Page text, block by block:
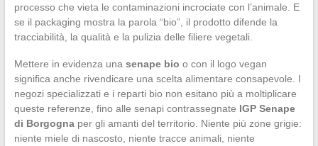
processo che vieta le contaminazioni incrociate con l’animale. E
se il packaging mostra la parola “bio”, il prodotto difende la
tracciabilità, la qualità e la pulizia delle filiere vegetali.
Mettere in evidenza una senape bio o con il logo vegan
significa anche rivendicare una scelta alimentare consapevole. I
negozi specializzati e i reparti bio non esitano più a moltiplicare
queste referenze, fino alle senapi contrassegnate IGP Senape
di Borgognaper gli amanti del territorio. Niente più zone grigie:
niente miele di nascosto, niente tracce animali, niente